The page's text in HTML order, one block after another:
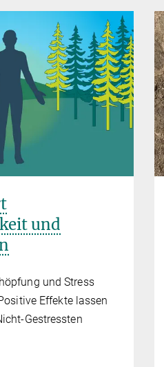
und
und Stress
Effekte lassen
Gestressten